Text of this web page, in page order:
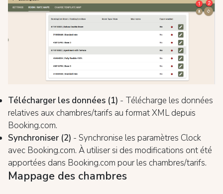
Télécharger les données (1) - Télécharge les données
relatives aux chambres/tarifs au format XML depuis
Booking.com.
Synchroniser (2) - Synchronise les paramètres Clock
avec Booking.com. À utiliser si des modifications ont été
apportées dans Booking.com pour les chambres/tarifs.
Mappage des chambres